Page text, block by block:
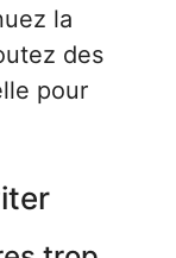
la
des
pour